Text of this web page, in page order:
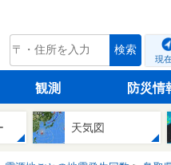
tenki.jp 検索
現
観測 防災情
天気図